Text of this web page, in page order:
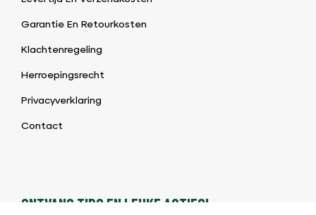
Garantie En Retourkosten
Klachtenregeling
Herroepingsrecht
Privacyverklaring
Contact
ONTVANG TIPS EN LEUKE ACTIES!